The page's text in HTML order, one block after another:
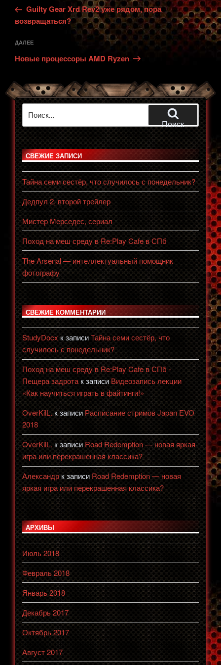
записям
запись:
Guilty Gear Xrd Rev2 уже рядом, пора
возвращаться?
Следующая
запись
ДАЛЕЕ
Новые процессоры AMD Ryzen
Поиск
СВЕЖИЕ ЗАПИСИ
Тайна семи сестёр, что случилось с понедельник?
Дедпул 2, второй трейлер
Мистер Мерседес, сериал
Поход на меш среду в Re:Play Cafe в СПб
The Arsenal — интеллектуальный помощник
фотографу
СВЕЖИЕ КОММЕНТАРИИ
StudyDocxк записиТайна семи сестёр, что
случилось с понедельник?
Поход на меш среду в Re:Play Cafe в СПб -
Пещера задротак записиВидеозапись лекции
«Как научиться играть в файтинги!»
OverKilL.к записиРасписание стримов Japan EVO
2018
OverKilL.к записиRoad Redemption — новая яркая
игра или перекрашенная классика?
Александрк записи Road Redemption — новая
яркая игра или перекрашенная классика?
АРХИВЫ
Июль 2018
Февраль 2018
Январь 2018
Декабрь 2017
Октябрь 2017
Август 2017